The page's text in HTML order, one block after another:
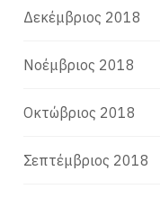
Δεκέμβριος 2018
Νοέμβριος 2018
Οκτώβριος 2018
Σεπτέμβριος 2018